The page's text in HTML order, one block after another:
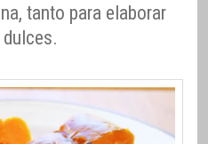
tanto para elaborar